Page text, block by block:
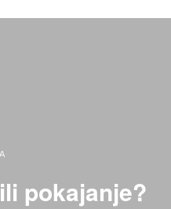
pokajanje?